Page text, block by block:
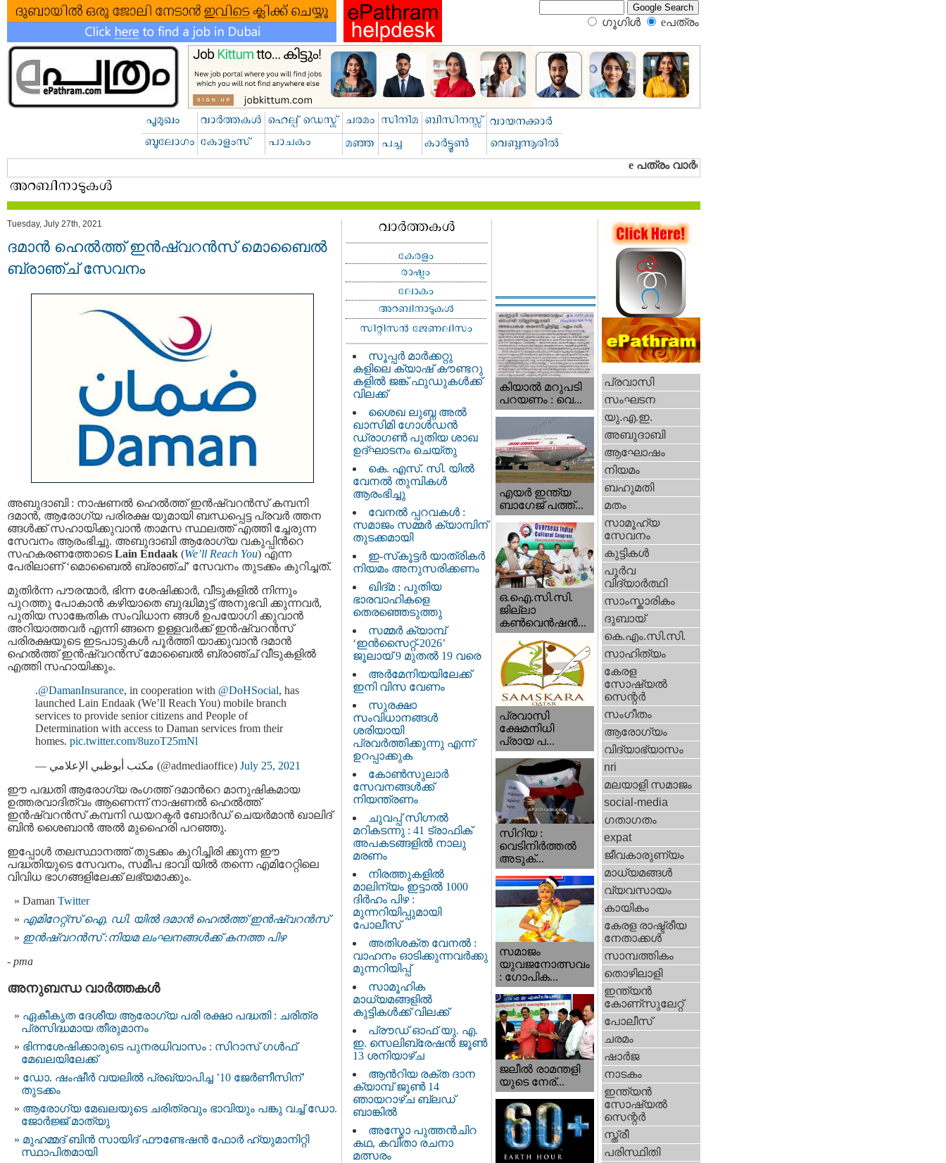
ഗൂഗിള്‍ eപത്രം‍
Tuesday, July 27th, 2021
ദമാൻ ഹെൽത്ത് ഇൻഷ്വറൻസ് മൊബൈൽ
ബ്രാഞ്ച് സേവനം
അബുദാബി : നാഷണല്‍ ഹെല്‍ത്ത് ഇന്‍ഷ്വറന്‍സ് കമ്പനി
ദമാന്‍, ആരോഗ്യ പരിരക്ഷ യുമായി ബന്ധപ്പെട്ട പ്രവര്‍ ത്തന
ങ്ങള്‍ക്ക് സഹായിക്കുവാന്‍ താമസ സ്ഥലത്ത് എത്തി ച്ചേരുന്ന
സേവനം ആരംഭിച്ചു. അബുദാബി ആരോഗ്യ വകുപ്പിന്‍റെ
സഹകരണത്തോടെLain Endaak (We’ll Reach You) എന്ന
പേരിലാണ് ‘മൊബൈൽ ബ്രാഞ്ച്’ സേവനം തുടക്കം കുറിച്ചത്.
മുതിർന്ന പൗരന്മാർ, ഭിന്ന ശേഷിക്കാർ, വീടുകളിൽ നിന്നും
പുറത്തു പോകാൻ കഴിയാതെ ബുദ്ധിമുട്ട് അനുഭവി ക്കുന്നവർ,
പുതിയ സാങ്കേതിക സംവിധാന ങ്ങൾ ഉപയോഗി ക്കുവാൻ
അറിയാത്തവര്‍ എന്നി ങ്ങനെ ഉള്ളവര്‍ക്ക് ഇന്‍ഷ്വറന്‍സ്
പരിരക്ഷയുടെ ഇടപാടുകൾ പൂർത്തി യാക്കുവാന്‍ ദമാൻ
ഹെൽത്ത് ഇന്‍ഷ്വറന്‍സ് മോബൈല്‍ ബ്രാഞ്ച് വീടുകളില്‍
എത്തി സഹായിക്കും.
.@DamanInsurance, in cooperation with @DoHSocial, has
launched Lain Endaak (We’ll Reach You) mobile branch
services to provide senior citizens and People of
Determination with access to Daman services from their
homes. pic.twitter.com/8uzoT25mNl
— مكتب أبوظبي الإعلامي (@admediaoffice) July 25, 2021
ഈ പദ്ധതി ആരോഗ്യ രംഗത്ത് ദമാന്‍റെ മാനുഷികമായ
ഉത്തരവാദിത്വം ആണെന്ന് നാഷണല്‍ ഹെല്‍ത്ത്
ഇന്‍ഷ്വറന്‍സ് കമ്പനി ഡയറക്ടർ ബോർഡ് ചെയർമാൻ ഖാലിദ്
ബിൻ ശൈബാൻ അൽ മുഹൈരി പറഞ്ഞു.
ഇപ്പോള്‍ തലസ്ഥാനത്ത് തുടക്കം കുറിച്ചിരി ക്കുന്ന ഈ
പദ്ധതിയുടെ സേവനം, സമീപ ഭാവി യില്‍ തന്നെ എമിറേറ്റിലെ
വിവിധ ഭാഗങ്ങളിലേക്ക് ലഭ്യമാക്കും.
Daman Twitter
എമിറേറ്റ്സ് ഐ. ഡി. യില്‍ ദമാൻ ഹെല്‍ത്ത് ഇന്‍ഷ്വറന്‍സ്
ഇന്‍ഷ്വറന്‍സ് :നിയമ ലംഘനങ്ങൾക്ക് കനത്ത പിഴ
- pma
അനുബന്ധ വാര്‍ത്തകള്‍
ഏകീകൃത ദേശീയ ആരോഗ്യ പരി രക്ഷാ പദ്ധതി : ചരിത്ര
പ്രസിദ്ധമായ തീരുമാനം
ഭിന്നശേഷിക്കാരുടെ പുനരധിവാസം : സിറാസ് ഗൾഫ്
മേഖലയിലേക്ക്
ഡോ. ഷംഷീർ വയലിൽ പ്രഖ്യാപിച്ച ’10 ജേർണീസിന്’
തുടക്കം
ആരോഗ്യ മേഖലയുടെ ചരിത്രവും ഭാവിയും പങ്കു വച്ച് ഡോ.
ജോര്‍ജ്ജ് മാത്യു
മുഹമ്മദ് ബിൻ സായിദ് ഫൗണ്ടേഷൻ ഫോർ ഹ്യുമാനിറ്റി
സ്ഥാപിതമായി
സൂപ്പർ മാർക്കറ്റു
കളിലെ ക്യാഷ് കൗണ്ടറു
കളിൽ ജങ്ക് ഫുഡുകൾക്ക്
വിലക്ക്
ശൈഖ ലുബ്ന അൽ
ഖാസിമി ഗോൾഡൻ
ഡ്രാഗൺ പുതിയ ശാഖ
ഉദ്ഘാടനം ചെയ്തു
കെ. എസ്. സി. യിൽ
വേനൽ തുമ്പികൾ
ആരംഭിച്ചു
വേനൽ പ്പറവകൾ :
സമാജം സമ്മർ ക്യാമ്പിന്
തുടക്കമായി
ഇ-സ്‌കൂട്ടർ യാത്രികർ
നിയമം അനുസരിക്കണം
ഖിദ്മ : പുതിയ
ഭാരവാഹികളെ
തെരഞ്ഞെടുത്തു
സമ്മർ ക്യാമ്പ്
‘ഇൻസൈറ്റ്-2026’
ജൂലായ് 9 മുതൽ 19 വരെ
അർമേനിയയിലേക്ക്
ഇനി വിസ വേണം
സുരക്ഷാ
സംവിധാനങ്ങൾ
ശരിയായി
പ്രവർത്തിക്കുന്നു എന്ന്
ഉറപ്പാക്കുക
കോൺസുലാർ
സേവനങ്ങൾക്ക്
നിയന്ത്രണം
ചുവപ്പ് സിഗ്നൽ
മറികടന്നു : 41 ട്രാഫിക്
അപകടങ്ങളിൽ നാലു
മരണം
നിരത്തുകളിൽ
മാലിന്യം ഇട്ടാൽ 1000
ദിർഹം പിഴ :
മുന്നറിയിപ്പുമായി
പോലീസ്
അതിശക്ത വേനൽ :
വാഹനം ഓടിക്കുന്നവർക്കു
മുന്നറിയിപ്പ്
സാമൂഹിക
മാധ്യമങ്ങളിൽ
കുട്ടികൾക്ക് വിലക്ക്
പ്രൗഡ് ഓഫ് യു. എ.
ഇ. സെലിബ്രേഷൻ ജൂൺ
13 ശനിയാഴ്ച
ആൻറിയ രക്ത ദാന
ക്യാമ്പ് ജൂൺ 14
ഞായറാഴ്ച ബ്ലഡ്
ബാങ്കിൽ
അസ്മോ പുത്തൻചിറ
കഥ, കവിതാ രചനാ
മത്സരം
കിയാല്‍ മറുപടി
പറയണം : വെ...
എയര്‍ ഇന്ത്യ
ബാഗേജ് പത്ത്...
ഒ.ഐ.സി.സി.
ജില്ലാ
കൺവെൻഷൻ...
പ്രവാസി
ക്ഷേമനിധി
പ്രായ പ...
സിറിയ :
വെടിനിർത്തൽ
അടുക്...
സമാജം
യുവജനോത്സവം
: ഗോപിക...
ജലീല്‍ രാമന്തളി
യുടെ നേര്...
പ്രവാസി
സംഘടന
യു.എ.ഇ.
അബുദാബി
ആഘോഷം
നിയമം
ബഹുമതി
മതം
സാമൂഹ്യ
സേവനം
കുട്ടികള്‍
പൂര്‍വ
വിദ്യാര്‍ത്ഥി
സാംസ്കാരികം
ദുബായ്‌
കെ.എം.സി.സി.
സാഹിത്യം
കേരള
സോഷ്യല്‍
സെന്റര്‍
സംഗീതം
ആരോഗ്യം
വിദ്യാഭ്യാസം
nri
മലയാളി സമാജം
social-media
ഗതാഗതം
expat
ജീവകാരുണ്യം
മാധ്യമങ്ങള്‍
വ്യവസായം
കായികം
കേരള രാഷ്ട്രീയ
നേതാക്കള്‍
സാമ്പത്തികം
തൊഴിലാളി
ഇന്ത്യന്‍
കോണ്സുലേറ്റ്
പോലീസ്
ചരമം
ഷാര്‍ജ
നാടകം
ഇന്ത്യന്‍
സോഷ്യല്‍
സെന്റര്‍
സ്ത്രീ
പരിസ്ഥിതി